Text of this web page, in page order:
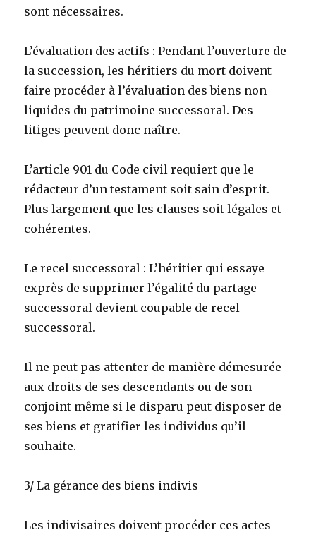
sont nécessaires.
L’évaluation des actifs : Pendant l’ouverture de
la succession, les héritiers du mort doivent
faire procéder à l’évaluation des biens non
liquides du patrimoine successoral. Des
litiges peuvent donc naître.
L’article 901 du Code civil requiert que le
rédacteur d’un testament soit sain d’esprit.
Plus largement que les clauses soit légales et
cohérentes.
Le recel successoral : L’héritier qui essaye
exprès de supprimer l’égalité du partage
successoral devient coupable de recel
successoral.
Il ne peut pas attenter de manière démesurée
aux droits de ses descendants ou de son
conjoint même si le disparu peut disposer de
ses biens et gratifier les individus qu’il
souhaite.
3/ La gérance des biens indivis
Les indivisaires doivent procéder ces actes